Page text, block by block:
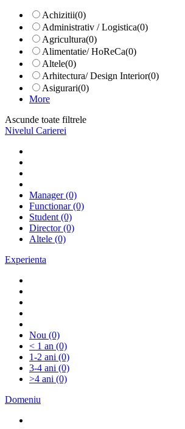
Achizitii(0)
Administrativ / Logistica(0)
Agricultura(0)
Alimentatie/ HoReCa(0)
Altele(0)
Arhitectura/ Design Interior(0)
Asigurari(0)
More
Ascunde toate filtrele
Nivelul Carierei
Manager(0)
Functionar(0)
Student (0)
Director(0)
Altele (0)
Experienta
Nou (0)
< 1 an (0)
1-2 ani (0)
3-4 ani (0)
>4 ani (0)
Domeniu